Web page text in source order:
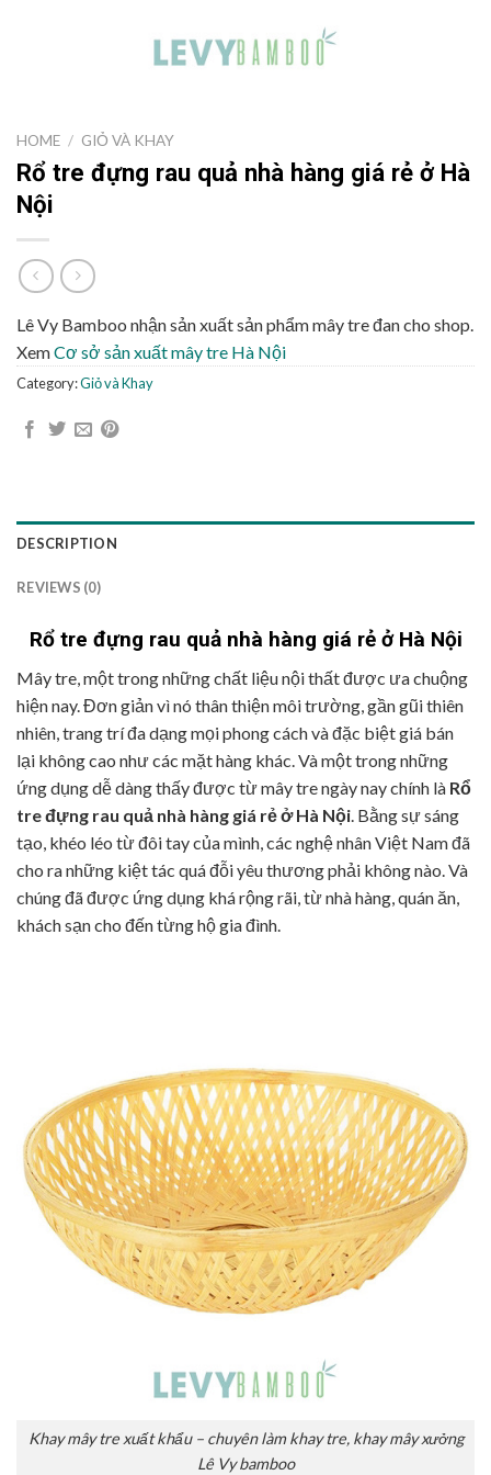
HOME / GIỎ VÀ KHAY
Rổ tre đựng rau quả nhà hàng giá rẻ ở Hà
Nội
Lê Vy Bamboo nhận sản xuất sản phẩm mây tre đan cho shop.
XemCơ sở sản xuất mây tre Hà Nội
Category:Giỏ và Khay
DESCRIPTION
REVIEWS (0)
Rổ tre đựng rau quả nhà hàng giá rẻ ở Hà Nội
Mây tre, một trong những chất liệu nội thất được ưa chuộng
hiện nay. Đơn giản vì nó thân thiện môi trường, gần gũi thiên
nhiên, trang trí đa dạng mọi phong cách và đặc biệt giá bán
lại không cao như các mặt hàng khác. Và một trong những
ứng dụng dễ dàng thấy được từ mây tre ngày nay chính là Rổ
tre đựng rau quả nhà hàng giá rẻ ở Hà Nội . Bằng sự sáng
tạo, khéo léo từ đôi tay của mình, các nghệ nhân Việt Nam đã
cho ra những kiệt tác quá đỗi yêu thương phải không nào. Và
chúng đã được ứng dụng khá rộng rãi, từ nhà hàng, quán ăn,
khách sạn cho đến từng hộ gia đình.
Khay mây tre xuất khẩu – chuyên làm khay tre, khay mây xưởng
Lê Vy bamboo